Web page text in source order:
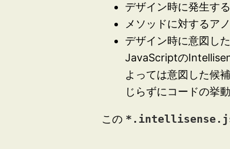
デザイン時に発生す
メソッドに対するア
デザイン時に意図し
JavaScriptの
よっては意図した候
じらずにコードの挙
この